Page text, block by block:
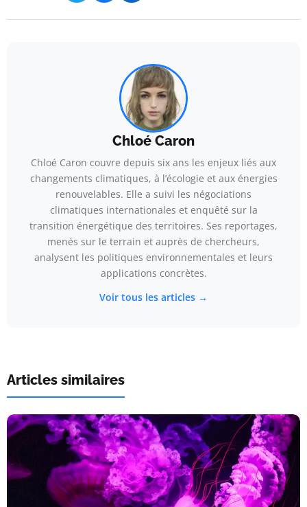
Chloé Caron
Chloé Caron couvre depuis six ans les enjeux liés aux
changements climatiques, à l’écologie et aux énergies
renouvelables. Elle a suivi les négociations
climatiques internationales et enquêté sur la
transition énergétique des territoires. Ses reportages,
menés sur le terrain et auprès de chercheurs,
analysent les politiques environnementales et leurs
applications concrètes.
Voir tous les articles →
Articles similaires